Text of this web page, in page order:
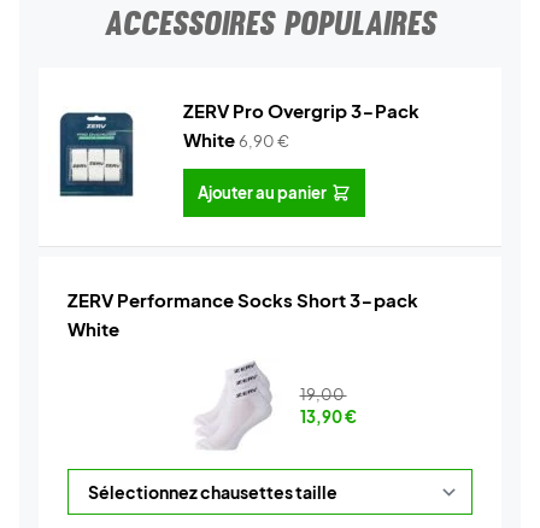
ACCESSOIRES POPULAIRES
ZERV Pro Overgrip 3-Pack
White6,90€
Ajouter au panier
ZERV Performance Socks Short 3-pack
White
19,00
13,90€